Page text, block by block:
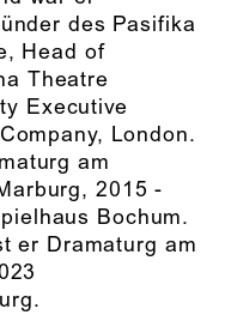
des Pasifika
Head of
Theatre
Executive
London.
am
2015 -
Bochum.
er Dramaturg am